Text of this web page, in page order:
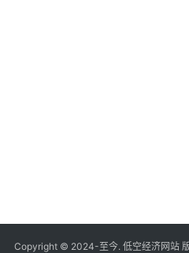
Copyright © 2024-至今. 低空经济网站 版